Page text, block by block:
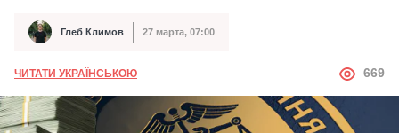
Автор Глеб Климов
Дата публикации 27 марта, 07:00
ЧИТАТИ УКРАЇНСЬКОЮ АВТОР
669